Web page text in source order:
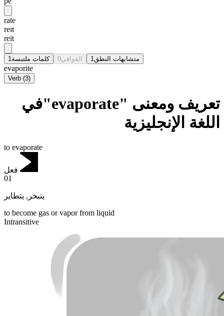
rate
reɪt
reit
كلمات ملتبسة 1 القوافي0 متشابهات النطق 1
evaporite
Verb (3)
تعريف ومعنى "evaporate"في
اللغة الإنجليزية
to evaporate
فعل
01
يتبخر , يتطاير
to become gas or vapor from liquid
Intransitive